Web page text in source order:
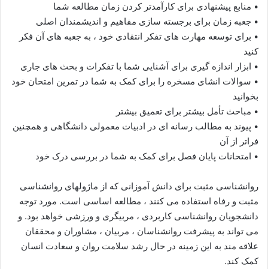
• منابع پیشنهادی برای کارآمدتر کردن زمان مطالعه شما
• جعبه زمان برای برجسته سازی مفاهیم و اندیشمندان اصلی
• برای توسعه مهارت های تفکر انتقادی خود ، به جعبه های آن فکر
کنید
• ابزار اندازه گیری برای آشنایی شما با تفکرات و بحث های جاری
• سوالات انشای مسخره را برای کمک به شما در تمرین امتحان خود
بخوانید
• مباحث تأمل بیشتر برای تعمیق بیشتر
• پیوند به مطالب رسانه ای در ادبیات معمولی دانشگاهی و همچنین
فراتر از آن
• امتحانات پایان فصل برای کمک به شما در بررسی درک خود
روانشناسی مثبت برای دانش آموزانی که از ماژولهای روانشناسی
مثبت و رفاه استفاده می کنند ، مطالعه اساسی است. مورد توجه
دانشجویان روانشناسی کاربردی ، مربیگری و ورزشی خواهد بود. و
می تواند به پیشرفت روانشناسان ، مربیان ، مشاوران و محققان
علاقه مند به این زمینه در حال رشد سلامت روان و سعادت انسان
کمک کند.